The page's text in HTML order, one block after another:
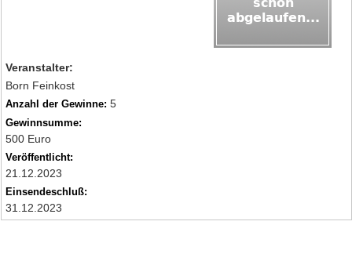
Veranstalter:
Born Feinkost
Anzahl der Gewinne: 5
Gewinnsumme:
500 Euro
Veröffentlicht:
21.12.2023
Einsendeschluß:
31.12.2023